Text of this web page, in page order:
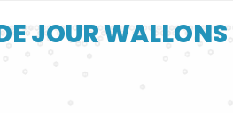
JOUR WALLONS